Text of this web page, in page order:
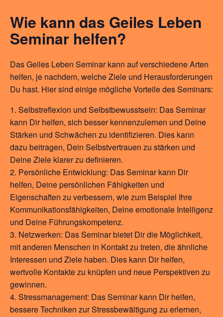
Wie kann das Geiles Leben
Seminar helfen?
Das Geiles Leben Seminar kann auf verschiedene Arten
helfen, je nachdem, welche Ziele und Herausforderungen
Du hast. Hier sind einige mögliche Vorteile des Seminars:
Selbstreflexion und Selbstbewusstsein: Das Seminar
kann Dir helfen, sich besser kennenzulernen und Deine
Stärken und Schwächen zu identifizieren. Dies kann
dazu beitragen, Dein Selbstvertrauen zu stärken und
Deine Ziele klarer zu definieren.
Persönliche Entwicklung: Das Seminar kann Dir
helfen, Deine persönlichen Fähigkeiten und
Eigenschaften zu verbessern, wie zum Beispiel Ihre
Kommunikationsfähigkeiten, Deine emotionale Intelligenz
und Deine Führungskompetenz.
Netzwerken: Das Seminar bietet Dir die Möglichkeit,
mit anderen Menschen in Kontakt zu treten, die ähnliche
Interessen und Ziele haben. Dies kann Dir helfen,
wertvolle Kontakte zu knüpfen und neue Perspektiven zu
gewinnen.
Stressmanagement: Das Seminar kann Dir helfen,
bessere Techniken zur Stressbewältigung zu erlernen,